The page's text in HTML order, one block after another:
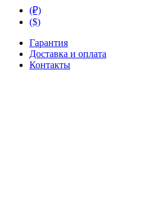
(₽)
($)
Гарантия
Доставка и оплата
Контакты